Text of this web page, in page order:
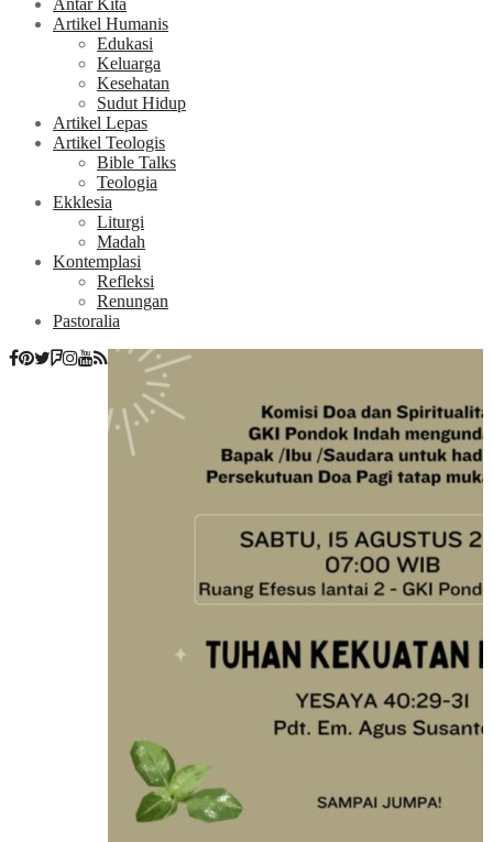
Antar Kita
Artikel Humanis
Edukasi
Keluarga
Kesehatan
Sudut Hidup
Artikel Lepas
Artikel Teologis
Bible Talks
Teologia
Ekklesia
Liturgi
Madah
Kontemplasi
Refleksi
Renungan
Pastoralia